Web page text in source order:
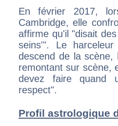
En février 2017,
Cambridge, elle
affirme qu'il "disait
seins'". Le
descend de la
remontant sur scène,
devez faire quand
respect".
Profil astrologique